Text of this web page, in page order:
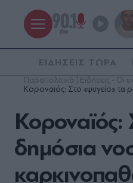
ΕΙΔΗΣΕΙΣ ΤΩΡΑ
Παραπολιτικά | Ειδήσεις - Οι
Κοροναϊός: Στο «ψυγείο» τα
Κοροναϊός:
δημόσια